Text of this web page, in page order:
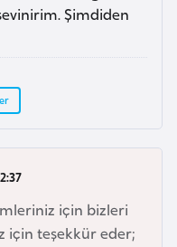
Şimdiden
için bizleri
için teşekkür eder;